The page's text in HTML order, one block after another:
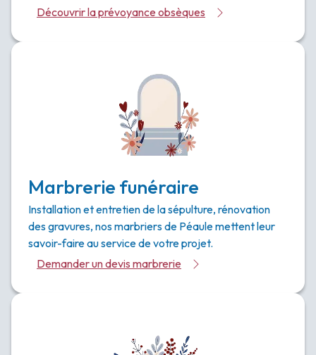
Découvrir la prévoyance obsèques
Marbrerie funéraire
Installation et entretien de la sépulture, rénovation
des gravures, nos marbriers de Péaule mettent leur
savoir-faire au service de votre projet.
Demander un devis marbrerie